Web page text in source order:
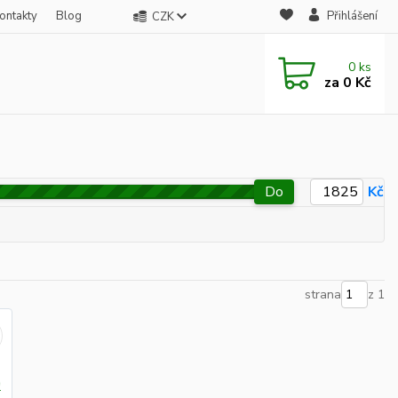
Blog CZK Přihlášení
0 ks
za 0 Kč
Do Kč
strana z 1